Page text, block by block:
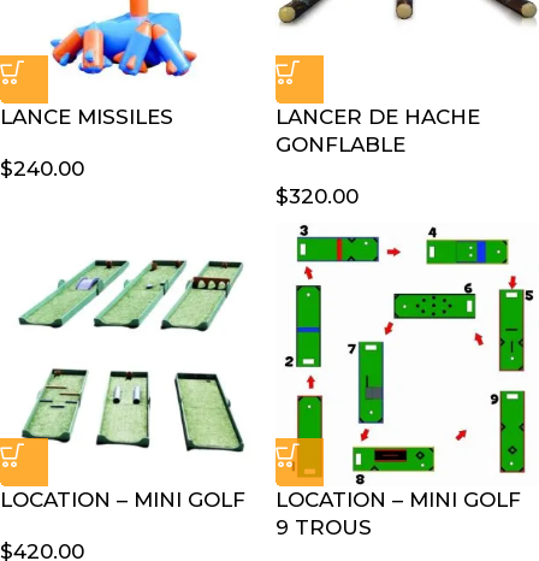
LANCE MISSILES
$240.00
LANCER DE HACHE
GONFLABLE
$320.00
LOCATION – MINI GOLF
$420.00
LOCATION – MINI GOLF
9 TROUS